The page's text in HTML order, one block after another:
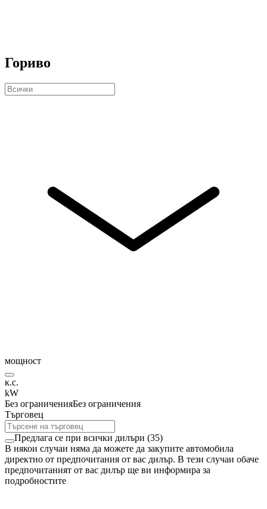
Гориво
мощност
к.с.
kW
Без ограниченияБез ограничения
Търговец
Предлага се при всички дилъри (35)
В някои случаи няма да можете да закупите автомобила
директно от предпочитания от вас дилър. В тези случаи обаче
предпочитаният от вас дилър ще ви информира за
подробностите